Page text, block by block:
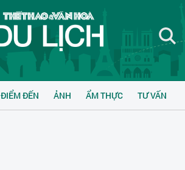
ĐIỂM ĐẾN ẢNH ẨM THỰC TƯ VẤN